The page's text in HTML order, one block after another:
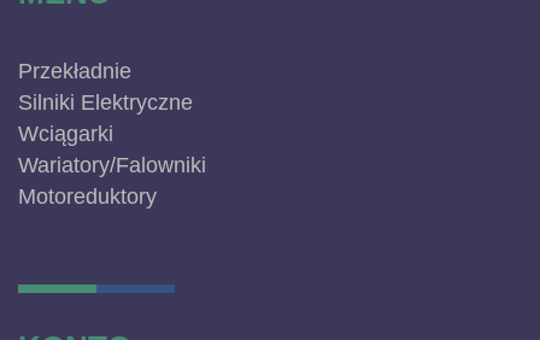
Przekładnie
Silniki Elektryczne
Wciągarki
Wariatory/Falowniki
Motoreduktory